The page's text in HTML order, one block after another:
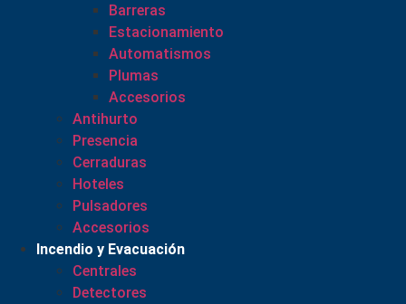
Barreras
Estacionamiento
Automatismos
Plumas
Accesorios
Antihurto
Presencia
Cerraduras
Hoteles
Pulsadores
Accesorios
Incendio y Evacuación
Centrales
Detectores